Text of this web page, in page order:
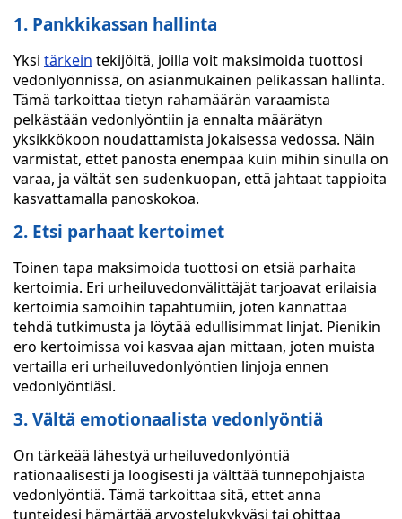
1. Pankkikassan hallinta
Yksi tärkein tekijöitä, joilla voit maksimoida tuottosi
vedonlyönnissä, on asianmukainen pelikassan hallinta.
Tämä tarkoittaa tietyn rahamäärän varaamista
pelkästään vedonlyöntiin ja ennalta määrätyn
yksikkökoon noudattamista jokaisessa vedossa. Näin
varmistat, ettet panosta enempää kuin mihin sinulla on
varaa, ja vältät sen sudenkuopan, että jahtaat tappioita
kasvattamalla panoskokoa.
2. Etsi parhaat kertoimet
Toinen tapa maksimoida tuottosi on etsiä parhaita
kertoimia. Eri urheiluvedonvälittäjät tarjoavat erilaisia
kertoimia samoihin tapahtumiin, joten kannattaa
tehdä tutkimusta ja löytää edullisimmat linjat. Pienikin
ero kertoimissa voi kasvaa ajan mittaan, joten muista
vertailla eri urheiluvedonlyöntien linjoja ennen
vedonlyöntiäsi.
3. Vältä emotionaalista vedonlyöntiä
On tärkeää lähestyä urheiluvedonlyöntiä
rationaalisesti ja loogisesti ja välttää tunnepohjaista
vedonlyöntiä. Tämä tarkoittaa sitä, ettet anna
tunteidesi hämärtää arvostelukykyäsi tai ohittaa